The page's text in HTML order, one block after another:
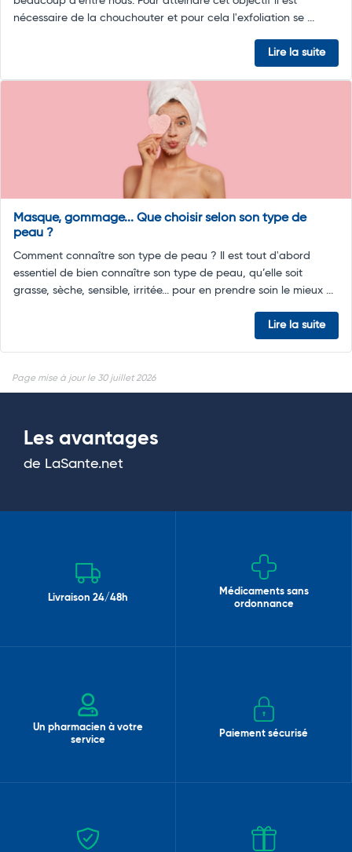
nécessaire de la chouchouter et pour cela l'exfoliation se ...
Lire la suite
Masque, gommage... Que choisir selon son type de
peau ?
Comment connaître son type de peau ? Il est tout d'abord
essentiel de bien connaître son type de peau, qu’elle soit
grasse, sèche, sensible, irritée... pour en prendre soin le mieux ...
Lire la suite
Page mise à jour le 30 juillet 2026
Les avantages
de LaSante.net
Livraison 24/48h
Médicaments sans
ordonnance
Un pharmacien à votre
service
Paiement sécurisé